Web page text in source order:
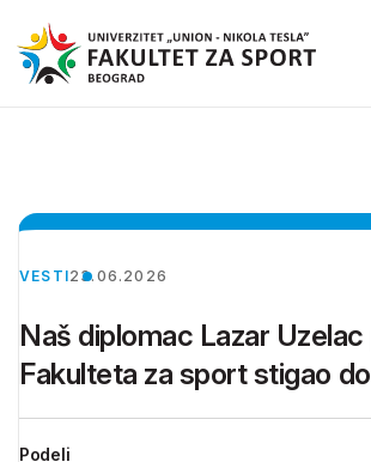
VESTI23.06.2026
Naš diplomac Lazar
Fakulteta za sport stigao
Podeli